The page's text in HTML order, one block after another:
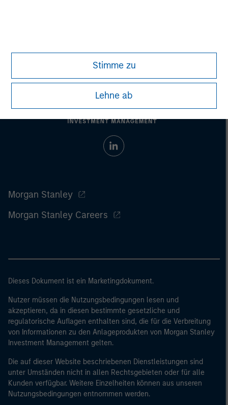
Stimme zu
Lehne ab
Morgan Stanley
Morgan Stanley Careers
Dieses Dokument ist ein Marketingdokument.
Nutzer müssen die Nutzungsbedingungen lesen und
akzeptieren, da in diesen bestimmte gesetzliche und
regulatorische Auflagen enthalten sind, die für die Verbreitung
von Informationen zu den Anlageprodukten von Morgan Stanley
Investment Management gelten.
Die auf dieser Website beschriebenen Dienstleistungen sind
unter Umständen nicht in allen Rechtsgebieten oder für alle
Kunden verfügbar. Weitere Einzelheiten können aus unseren
Nutzungsbedingungen entnommen werden.